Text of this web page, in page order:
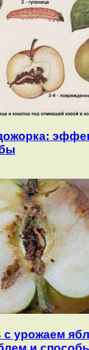
с урожаем